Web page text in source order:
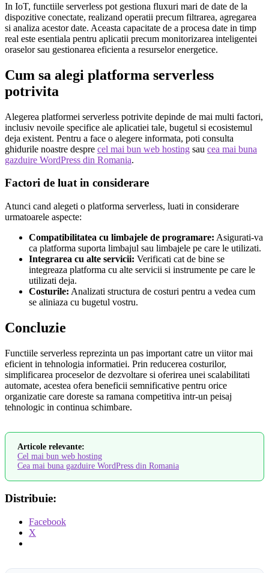
In IoT, functiile serverless pot gestiona fluxuri mari de date de la
dispozitive conectate, realizand operatii precum filtrarea, agregarea
si analiza acestor date. Aceasta capacitate de a procesa date in timp
real este esentiala pentru aplicatii precum monitorizarea inteligentei
oraselor sau gestionarea eficienta a resurselor energetice.
Cum sa alegi platforma serverless
potrivita
Alegerea platformei serverless potrivite depinde de mai multi factori,
inclusiv nevoile specifice ale aplicatiei tale, bugetul si ecosistemul
deja existent. Pentru a face o alegere informata, poti consulta
ghidurile noastre despre cel mai bun web hosting sau cea mai buna
gazduire WordPress din Romania.
Factori de luat in considerare
Atunci cand alegeti o platforma serverless, luati in considerare
urmatoarele aspecte:
Compatibilitatea cu limbajele de programare: Asigurati-va
ca platforma suporta limbajul sau limbajele pe care le utilizati.
Integrarea cu alte servicii: Verificati cat de bine se
integreaza platforma cu alte servicii si instrumente pe care le
utilizati deja.
Costurile: Analizati structura de costuri pentru a vedea cum
se aliniaza cu bugetul vostru.
Concluzie
Functiile serverless reprezinta un pas important catre un viitor mai
eficient in tehnologia informatiei. Prin reducerea costurilor,
simplificarea proceselor de dezvoltare si oferirea unei scalabilitati
automate, acestea ofera beneficii semnificative pentru orice
organizatie care doreste sa ramana competitiva intr-un peisaj
tehnologic in continua schimbare.
Articole relevante:
Cel mai bun web hosting
Cea mai buna gazduire WordPress din Romania
Distribuie:
Facebook
X